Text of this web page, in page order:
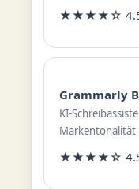
★★★★☆
Grammarly
KI-
Markentonalität
★★★★☆